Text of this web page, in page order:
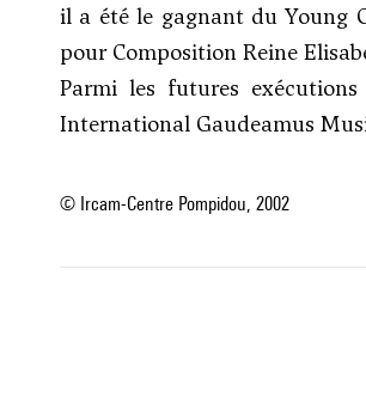
il a été le gagnant du Young
pour Composition Reine
Parmi les futures
International Gaudeamus
© Ircam-Centre Pompidou, 2002